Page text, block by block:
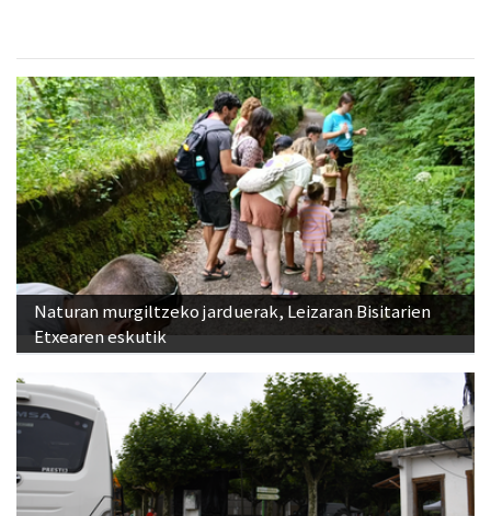
Naturan murgiltzeko jarduerak, Leizaran Bisitarien
Etxearen eskutik